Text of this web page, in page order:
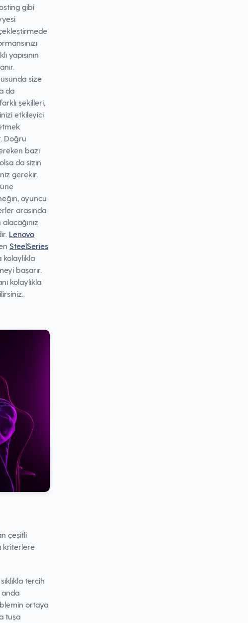
gibi
size
da
şekilleri,
etkileyici
Doğru
bazı
da sizin
gerekir.
oyuncu
arasında
Lenovo
SteelSeries
başarır.
kolaylıkla
çeşitli
kriterlere
tercih
anda
ortaya
tuşa